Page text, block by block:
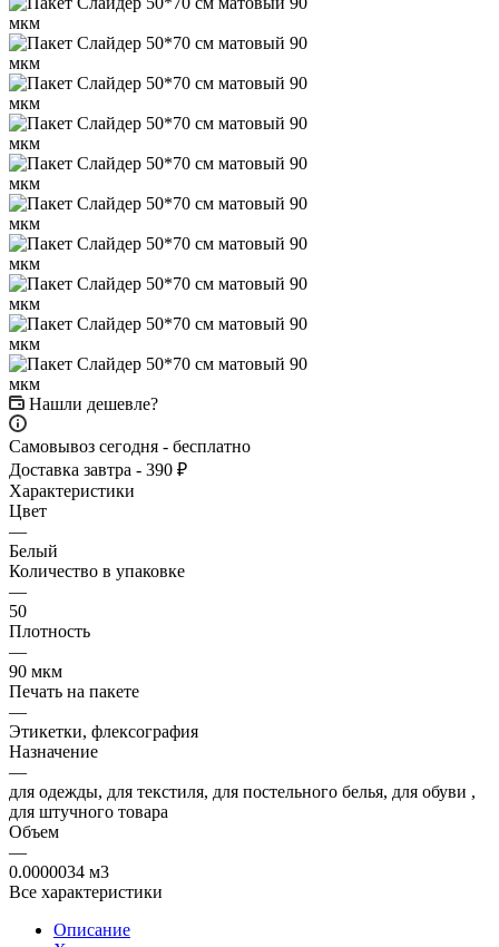
Нашли дешевле?
Самовывоз сегодня - бесплатно
Доставка завтра - 390 ₽
Характеристики
Цвет
—
Белый
Количество в упаковке
—
50
Плотность
—
90 мкм
Печать на пакете
—
Этикетки, флексография
Назначение
—
для одежды, для текстиля, для постельного белья, для обуви ,
для штучного товара
Объем
—
0.0000034 м3
Все характеристики
Описание